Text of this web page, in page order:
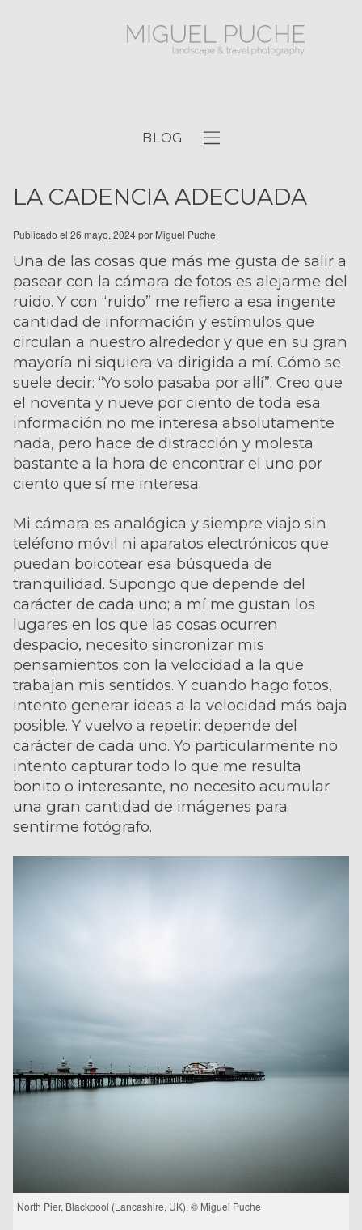
BLOG
LA CADENCIA ADECUADA
Publicado el 26 mayo, 2024por Miguel Puche
Una de las cosas que más me gusta de salir a
pasear con la cámara de fotos es alejarme del
ruido. Y con “ruido” me refiero a esa ingente
cantidad de información y estímulos que
circulan a nuestro alrededor y que en su gran
mayoría ni siquiera va dirigida a mí. Cómo se
suele decir: “Yo solo pasaba por allí”. Creo que
el noventa y nueve por ciento de toda esa
información no me interesa absolutamente
nada, pero hace de distracción y molesta
bastante a la hora de encontrar el uno por
ciento que sí me interesa.
Mi cámara es analógica y siempre viajo sin
teléfono móvil ni aparatos electrónicos que
puedan boicotear esa búsqueda de
tranquilidad. Supongo que depende del
carácter de cada uno; a mí me gustan los
lugares en los que las cosas ocurren
despacio, necesito sincronizar mis
pensamientos con la velocidad a la que
trabajan mis sentidos. Y cuando hago fotos,
intento generar ideas a la velocidad más baja
posible. Y vuelvo a repetir: depende del
carácter de cada uno. Yo particularmente no
intento capturar todo lo que me resulta
bonito o interesante, no necesito acumular
una gran cantidad de imágenes para
sentirme fotógrafo.
North Pier, Blackpool (Lancashire, UK). © Miguel Puche